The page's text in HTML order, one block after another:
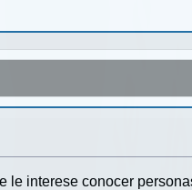
le interese conocer